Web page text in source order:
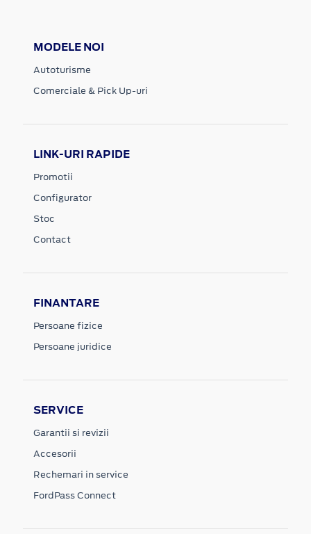
MODELE NOI
Autoturisme
Comerciale & Pick Up-uri
LINK-URI RAPIDE
Promotii
Configurator
Stoc
Contact
FINANTARE
Persoane fizice
Persoane juridice
SERVICE
Garantii si revizii
Accesorii
Rechemari in service
FordPass Connect